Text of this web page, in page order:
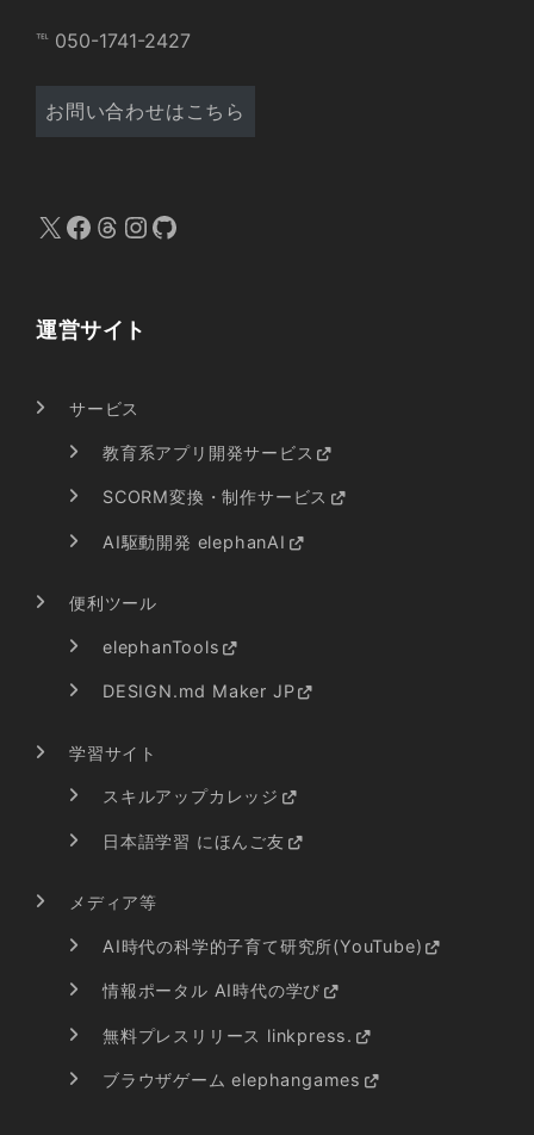
℡ 050-1741-2427
お問い合わせはこちら
X Facebook Threads InstagramGitHub
運営サイト
サービス
教育系アプリ開発サービス
SCORM変換・制作サービス
AI駆動開発 elephanAI
便利ツール
elephanTools
DESIGN.md Maker JP
学習サイト
スキルアップカレッジ
日本語学習 にほんご友
メディア等
AI時代の科学的子育て研究所(YouTube)
情報ポータル AI時代の学び
無料プレスリリース linkpress.
ブラウザゲーム elephangames